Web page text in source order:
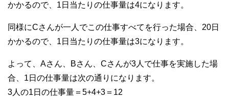
かかるので、1日当たりの仕事量は4になります。
同様にCさんが一人でこの仕事すべてを行った場合、20日
かかるので、1日当たりの仕事量は3になります。
よって、Aさん、Bさん、Cさんが3人で仕事を実施した場
合、1日の仕事量は次の通りになります。
3人の1日の仕事量＝5+4+3＝12